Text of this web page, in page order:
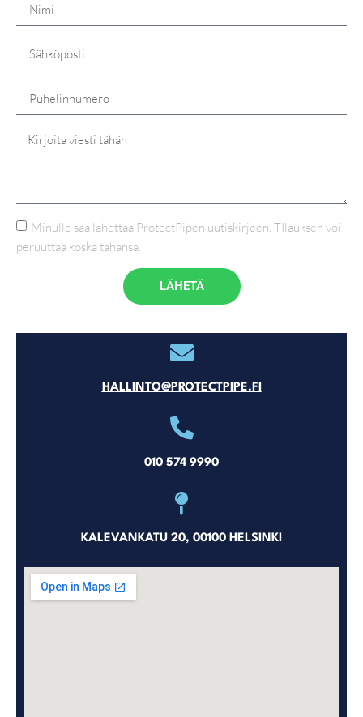
Minulle saa lähettää ProtectPipen uutiskirjeen. TIlauksen voi
peruuttaa koska tahansa.
LÄHETÄ
HALLINTO@PROTECTPIPE.FI
010 574 9990
KALEVANKATU 20, 00100 HELSINKI